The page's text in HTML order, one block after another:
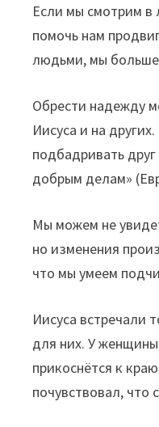
Если мы смотрим в
помочь нам
людьми, мы больше
Обрести надежду
Иисуса и на
подбадривать
добрым делам»
Мы можем не
но изменения
что мы умеем
Иисуса встречали
для них. У
прикоснётся к
почувствовал, что